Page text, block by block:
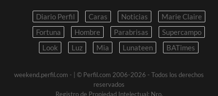
Diario Perfil Caras Noticias
Marie Claire
Fortuna
Hombre Parabrisas
Supercampo
Look
Luz Mia Lunateen BATimes
weekend.perfil.com -
| © Perfil.com 2006-2026 - Todos los derechos
reservados
Registro de Propiedad Intelectual: Nro.